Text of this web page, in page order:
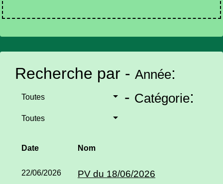
Recherche par - Année:
Toutes - Catégorie:
Toutes
Date Nom
22/06/2026 PV du 18/06/2026